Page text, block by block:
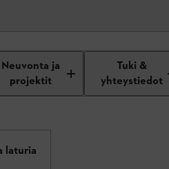
Neuvonta ja
projektit
Tuki &
yhteystiedot
laturia